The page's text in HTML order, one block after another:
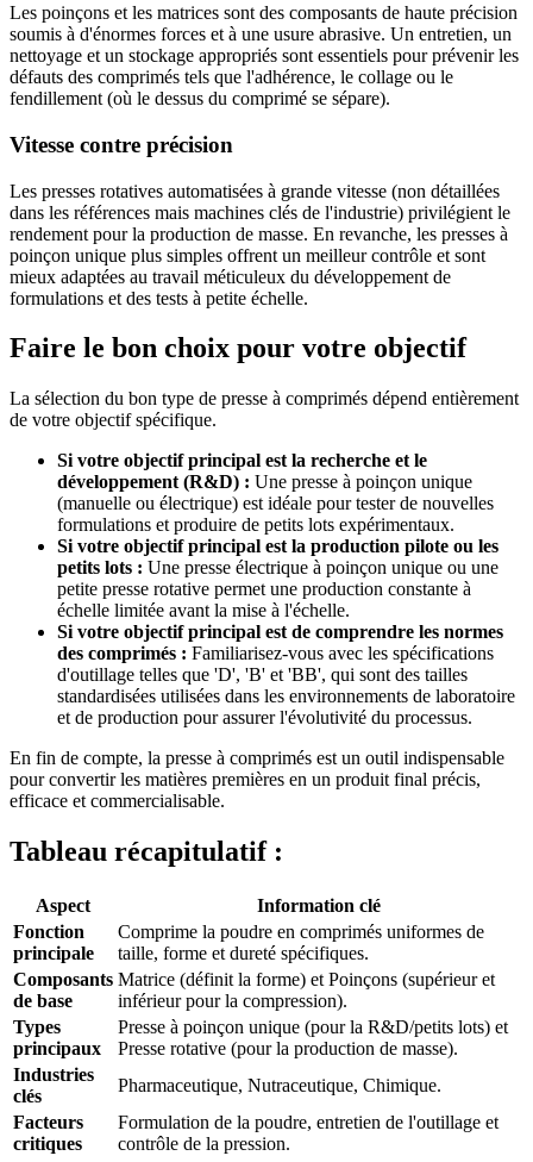
Les poinçons et les matrices sont des composants de haute précision
soumis à d'énormes forces et à une usure abrasive. Un entretien, un
nettoyage et un stockage appropriés sont essentiels pour prévenir les
défauts des comprimés tels que l'adhérence, le collage ou le
fendillement (où le dessus du comprimé se sépare).
Vitesse contre précision
Les presses rotatives automatisées à grande vitesse (non détaillées
dans les références mais machines clés de l'industrie) privilégient le
rendement pour la production de masse. En revanche, les presses à
poinçon unique plus simples offrent un meilleur contrôle et sont
mieux adaptées au travail méticuleux du développement de
formulations et des tests à petite échelle.
Faire le bon choix pour votre objectif
La sélection du bon type de presse à comprimés dépend entièrement
de votre objectif spécifique.
Si votre objectif principal est la recherche et le
développement (R&D) : Une presse à poinçon unique
(manuelle ou électrique) est idéale pour tester de nouvelles
formulations et produire de petits lots expérimentaux.
Si votre objectif principal est la production pilote ou les
petits lots : Une presse électrique à poinçon unique ou une
petite presse rotative permet une production constante à
échelle limitée avant la mise à l'échelle.
Si votre objectif principal est de comprendre les normes
des comprimés : Familiarisez-vous avec les spécifications
d'outillage telles que 'D', 'B' et 'BB', qui sont des tailles
standardisées utilisées dans les environnements de laboratoire
et de production pour assurer l'évolutivité du processus.
En fin de compte, la presse à comprimés est un outil indispensable
pour convertir les matières premières en un produit final précis,
efficace et commercialisable.
Tableau récapitulatif :
Aspect
Information clé
Fonction
principale
Comprime la poudre en comprimés uniformes de
taille, forme et dureté spécifiques.
Composants
de base
Matrice (définit la forme) et Poinçons (supérieur et
inférieur pour la compression).
Types
principaux
Presse à poinçon unique (pour la R&D/petits lots) et
Presse rotative (pour la production de masse).
Industries
clés
Pharmaceutique, Nutraceutique, Chimique.
Facteurs
critiques
Formulation de la poudre, entretien de l'outillage et
contrôle de la pression.